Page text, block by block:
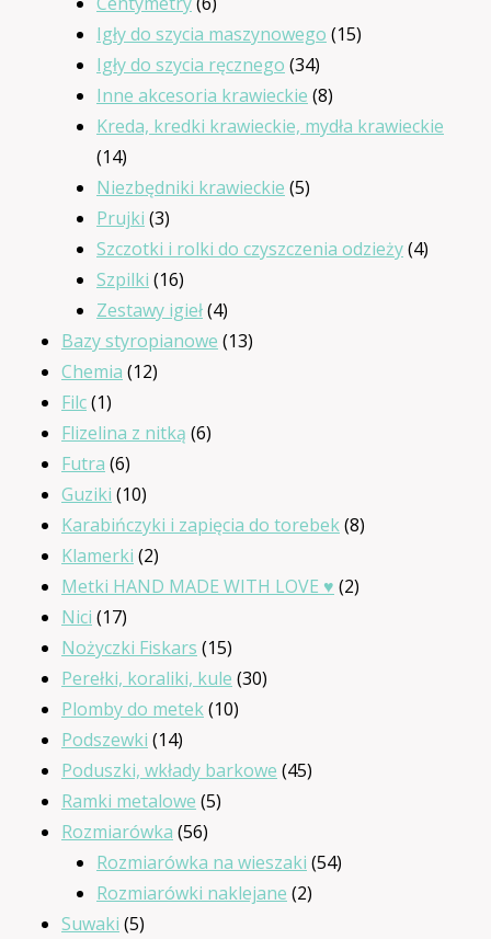
produktów
Igły do szycia maszynowego 1515
Igły do szycia ręcznego 3434
produkty
Inne akcesoria krawieckie 88
produktów
Kreda, kredki krawieckie, mydła krawieckie
1414
produktów
Niezbędniki krawieckie 55
Prujki 33
produkty
Szczotki i rolki do czyszczenia odzieży 44
Szpilki 1616
produktów
Zestawy igieł 44
produkty
Bazy styropianowe 1313
Chemia 1212
Filc 11
produkt
Flizelina z nitką 66
Futra 66
produktów
Guziki 1010
produktów
Karabińczyki i zapięcia do torebek 88
Klamerki 22
produkty
Metki HAND MADE WITH LOVE ♥ 22
Nici 1717
produktów
Nożyczki Fiskars 1515
produktów
Perełki, koraliki, kule 3030
Plomby do metek 1010
Podszewki 1414
produktów
Poduszki, wkłady barkowe 4545
Ramki metalowe 55
Rozmiarówka 5656
produktów
Rozmiarówka na wieszaki 5454
Rozmiarówki naklejane 22
Suwaki 55